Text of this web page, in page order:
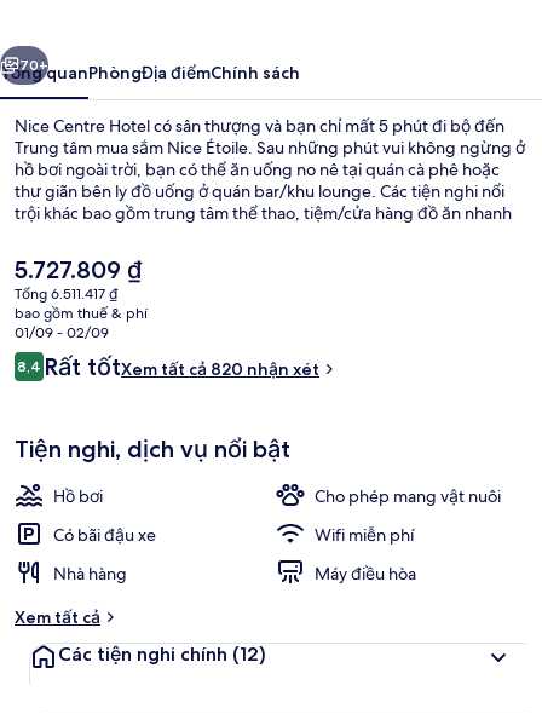
Tiếp
70+
Tổng quanPhòngĐịa điểmChính sách
Nice Centre Hotel có sân thượng và bạn chỉ mất 5 phút đi bộ đến
Trung tâm mua sắm Nice Étoile. Sau những phút vui không ngừng ở
hồ bơi ngoài trời, bạn có thể ăn uống no nê tại quán cà phê hoặc
thư giãn bên ly đồ uống ở quán bar/khu lounge. Các tiện nghi nổi
trội khác bao gồm trung tâm thể thao, tiệm/cửa hàng đồ ăn nhanh
trong lòng du khách. Nơi lưu trú nằm cách dịch vụ giao thông công
cộng một quãng đi bộ ngắn: cách Ga Jean Medecin Tramway 3
phút và Ga Thiers Tramway 4 phút.
Giá
hiện
tại
là
5.727.809 ₫
5.727.809 ₫
Tổng 6.511.417 ₫
bao gồm thuế & phí
01/09 - 02/09
Nhận
xét
8,48,4 trên 10,
Rất tốtXem tất cả 820 nhận xét
Tiện nghi, dịch vụ nổi bật
Hồ bơi
Cho phép mang vật nuôi
Có bãi đậu xe
Wifi miễn phí
Nhà hàng
Máy điều hòa
Xem tất cả
Các tiện nghi chính (12)